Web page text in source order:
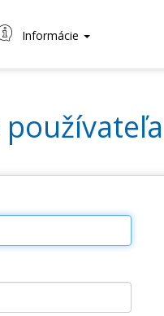
Informácie